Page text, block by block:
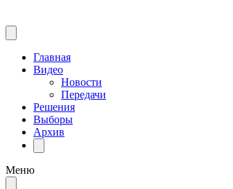
Главная
Видео
Новости
Передачи
Решения
Выборы
Архив
Меню